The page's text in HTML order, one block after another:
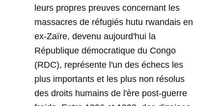
leurs propres preuves concernant les
massacres de réfugiés hutu rwandais en
ex-Zaïre, devenu aujourd'hui la
République démocratique du Congo
(RDC), représente l'un des échecs les
plus importants et les plus non résolus
des droits humains de l'ère post-guerre